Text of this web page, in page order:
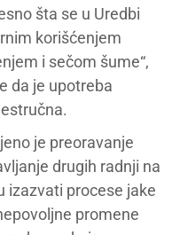
šta se u Uredbi
korišćenjem
i sečom šume“,
da je upotreba
je preoravanje
drugih radnji na
izazvati procese jake
promene